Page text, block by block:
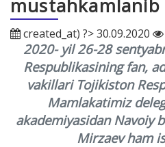
created_at) ?> 30.09.2020
2020- yil 26-28
Respublikasining fan,
vakillari Tojikiston
Mamlakatimiz
akademiyasidan Navoiy
Mirzaev ham